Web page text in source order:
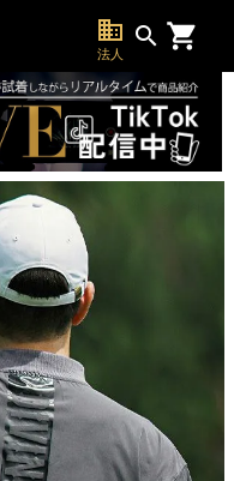
business
法人
search